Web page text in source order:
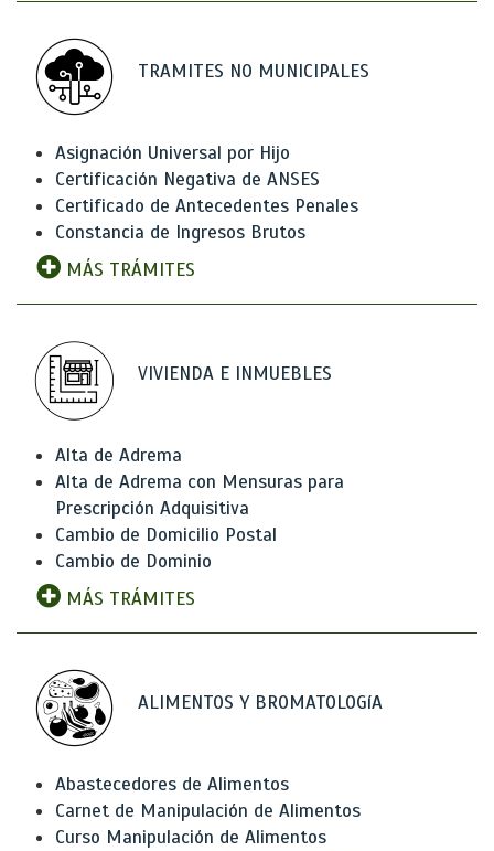
TRAMITES NO MUNICIPALES
Asignación Universal por Hijo
Certificación Negativa de ANSES
Certificado de Antecedentes Penales
Constancia de Ingresos Brutos
MÁS TRÁMITES
VIVIENDA E INMUEBLES
Alta de Adrema
Alta de Adrema con Mensuras para
Prescripción Adquisitiva
Cambio de Domicilio Postal
Cambio de Dominio
MÁS TRÁMITES
ALIMENTOS Y BROMATOLOGíA
Abastecedores de Alimentos
Carnet de Manipulación de Alimentos
Curso Manipulación de Alimentos